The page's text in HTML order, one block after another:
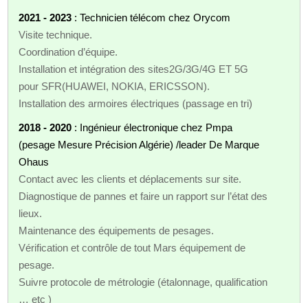
2021 - 2023 : Technicien télécom chez Orycom
Visite technique.
Coordination d’équipe.
Installation et intégration des sites2G/3G/4G ET 5G
pour SFR(HUAWEI, NOKIA, ERICSSON).
Installation des armoires électriques (passage en tri)
2018 - 2020 : Ingénieur électronique chez Pmpa
(pesage Mesure Précision Algérie) /leader De Marque
Ohaus
Contact avec les clients et déplacements sur site.
Diagnostique de pannes et faire un rapport sur l’état des
lieux.
Maintenance des équipements de pesages.
Vérification et contrôle de tout Mars équipement de
pesage.
Suivre protocole de métrologie (étalonnage, qualification
… etc )